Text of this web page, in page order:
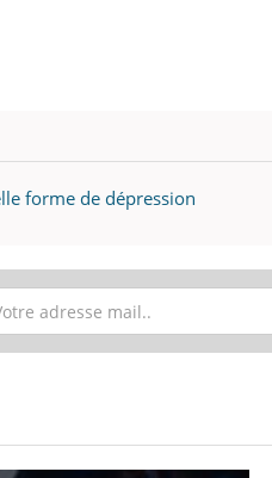
forme de dépression